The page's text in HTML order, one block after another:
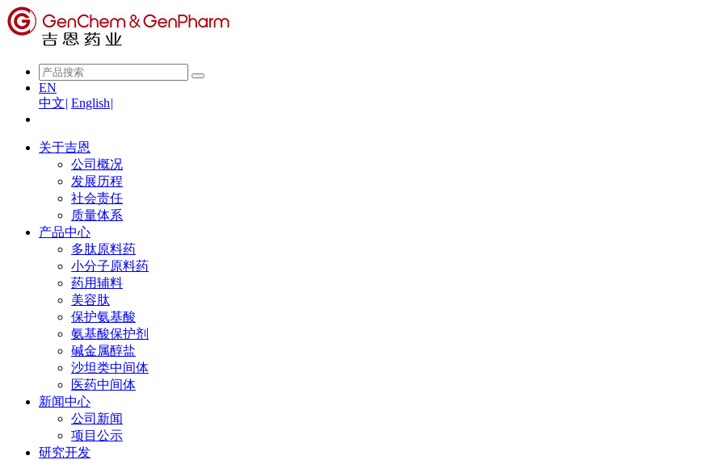
EN
中文| English|
关于吉恩
公司概况
发展历程
社会责任
质量体系
产品中心
多肽原料药
小分子原料药
药用辅料
美容肽
保护氨基酸
氨基酸保护剂
碱金属醇盐
沙坦类中间体
医药中间体
新闻中心
公司新闻
项目公示
研究开发